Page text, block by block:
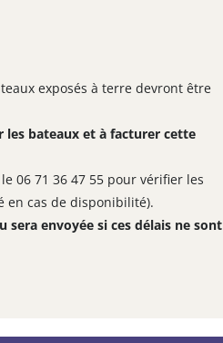
exposés à terre devront être
les bateaux et à facturer cette
06 71 36 47 55 pour vérifier les
en cas de disponibilité).
sera envoyée si ces délais ne sont